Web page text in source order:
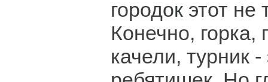
городок этот не
Конечно, горка,
качели, турник